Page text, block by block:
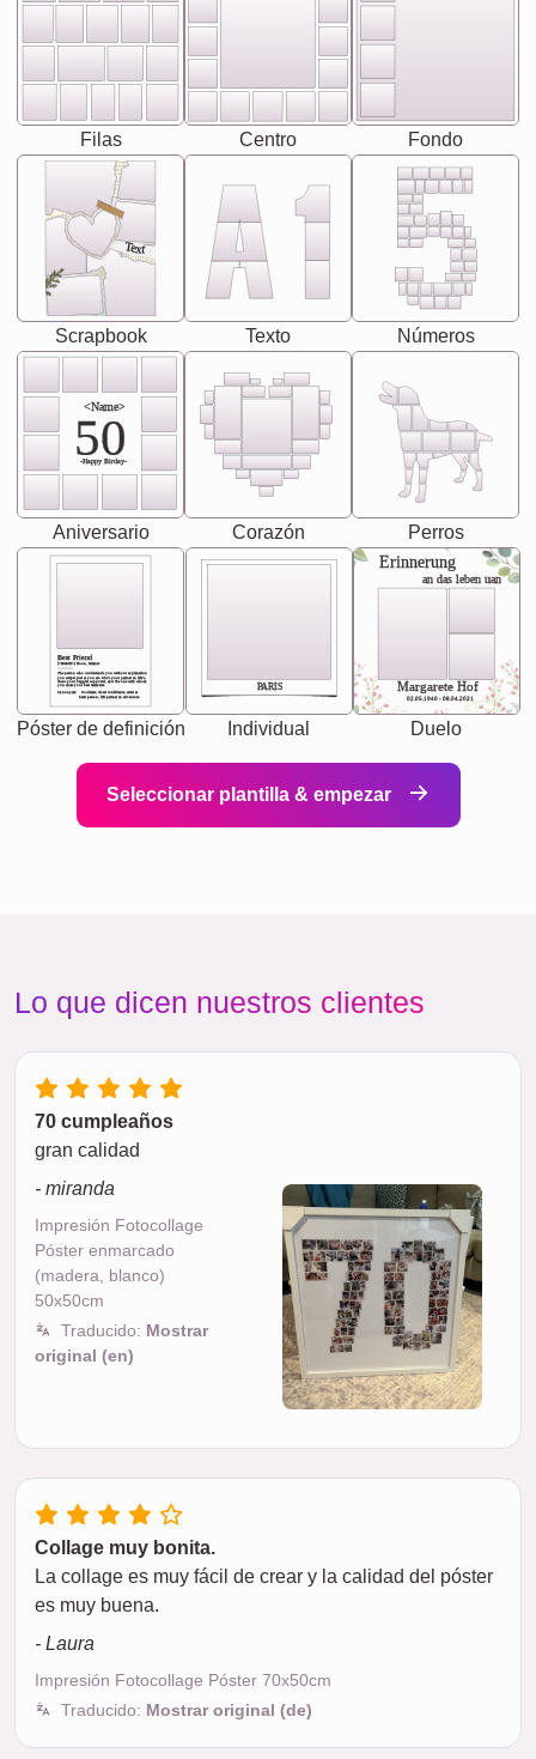
Filas Centro Fondo
Text
Scrapbook Texto Números
<Name>
50
-Happy Birday-
Aniversario Corazón Perros
Best Friend
[<NAME>] Noun, feminie
Synonyms: Soulmate, closet confidante, sister at
heart person, life partner in adventure.
The person who understands you without explanation
you accepts just as you are. She's your partner in life's,
chaos your biggest supporter, and the one with whom
you share your best memories.
Póster de definición
PARIS
Individual
Erinnerung
an das leben uan
Margarete Hof
02.05.1940 - 08.04.2021
Duelo
Seleccionar plantilla & empezar
Lo que dicen nuestros clientes
70 cumpleaños
gran calidad
- miranda
Impresión Fotocollage
Póster enmarcado
(madera, blanco)
50x50cm
Traducido: Mostrar
original (en)
Collage muy bonita.
La collage es muy fácil de crear y la calidad del póster
es muy buena.
- Laura
Impresión Fotocollage Póster 70x50cm
Traducido: Mostrar original (de)